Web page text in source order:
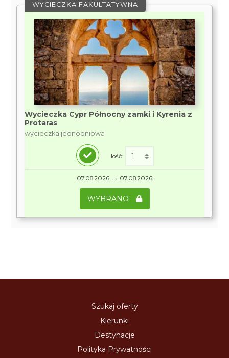
WYCIECZKA FAKULTATYWNA
Wycieczka Cypr Północny zamki i Kyrenia z
Protaras
wycieczka jednodniowa
Ilość:
07.08.2026 → 07.08.2026
WYBRANO
Szukaj oferty
Kierunki
Destynacje
Polityka Prywatności